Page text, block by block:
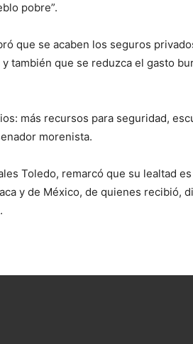
pobre”.
que se acaben los seguros
también que se reduzca el gasto
más recursos para seguridad,
morenista.
Toledo, remarcó que su lealtad
y de México, de quienes recibió,